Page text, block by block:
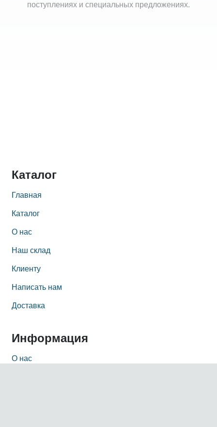
поступлениях и специальных предложениях.
Каталог
Главная
Каталог
О нас
Наш склад
Клиенту
Написать нам
Доставка
Информация
О нас